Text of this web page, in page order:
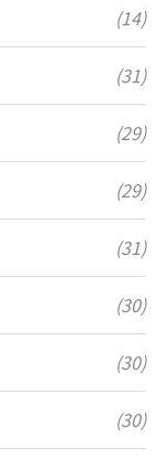
(14)
(31)
(29)
(29)
(31)
(30)
(30)
(30)